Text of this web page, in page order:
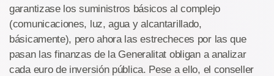
garantizase los suministros básicos al complejo
(comunicaciones, luz, agua y alcantarillado,
básicamente), pero ahora las estrecheces por las que
pasan las finanzas de la Generalitat obligan a analizar
cada euro de inversión pública. Pese a ello, el conseller